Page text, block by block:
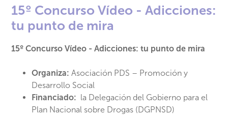
15º Concurso Vídeo - Adicciones:
tu punto de mira
15º Concurso Vídeo - Adicciones: tu punto de mira
Organiza: Asociación PDS – Promoción y
Desarrollo Social
Financiado: la Delegación del Gobierno para el
Plan Nacional sobre Drogas (DGPNSD)